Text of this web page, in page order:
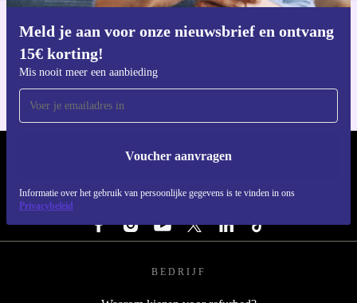
Meld je aan voor onze nieuwsbrief en ontvang
15€ korting!
Mis nooit meer een aanbieding
Voucher aanvragen
Informatie over het gebruik van persoonlijke gegevens is te vinden in ons
Privacybeleid
Download de refurbed app
REFURBED NEDERLAND - RETHINK NEW.
VOLG ONS
BEDRIJF